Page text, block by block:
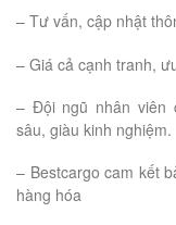
– Tư vấn, cập nhật
– Giá cả cạnh tranh,
– Đội ngũ nhân viên
sâu, giàu kinh nghiệm.
– Bestcargo cam kết
hàng hóa